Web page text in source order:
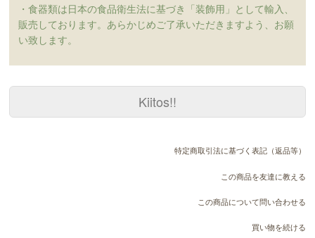
・食器類は日本の食品衛生法に基づき「装飾用」として輸入、
販売しております。あらかじめご了承いただきますよう、お願
い致します。
Kiitos!!
特定商取引法に基づく表記（返品等）
この商品を友達に教える
この商品について問い合わせる
買い物を続ける